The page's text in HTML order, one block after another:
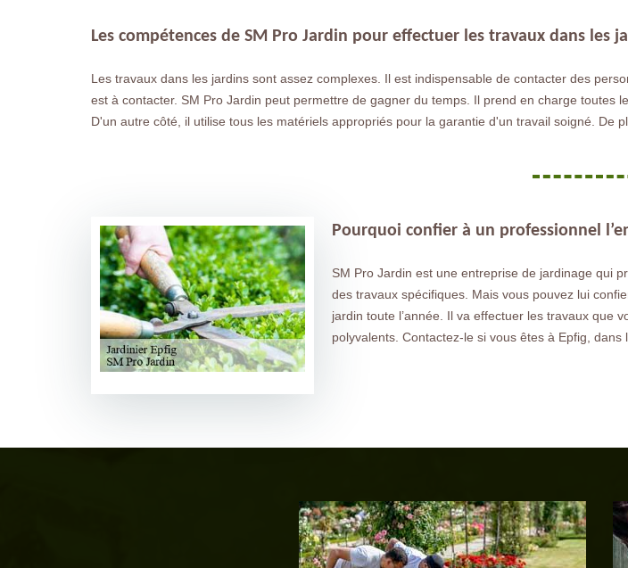
Les compétences de SM Pro Jardin pour effectuer les travaux dans les
Les travaux dans les jardins sont assez complexes. Il est indispensable de contacter des
est à contacter. SM Pro Jardin peut permettre de gagner du temps. Il prend en charge toutes
D'un autre côté, il utilise tous les matériels appropriés pour la garantie d'un travail soigné. De
Pourquoi confier à un professionnel
SM Pro Jardin est une entreprise de jardinage qui
des travaux spécifiques. Mais vous pouvez lui
jardin toute l’année. Il va effectuer les travaux que
polyvalents. Contactez-le si vous êtes à Epfig, dans